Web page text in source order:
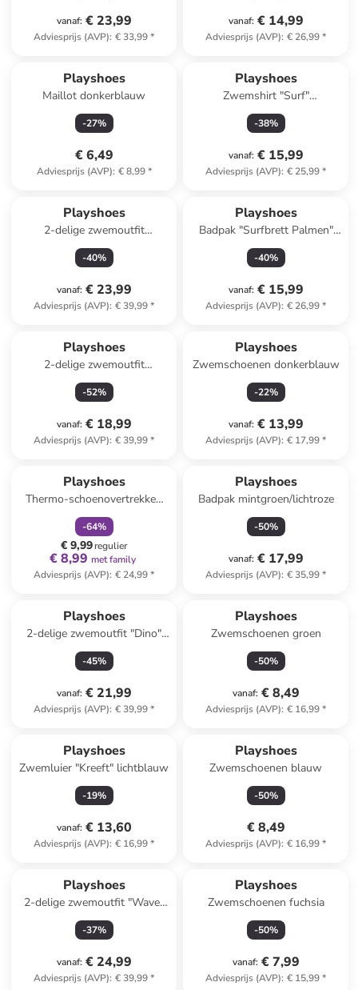
vanaf: € 23,99
Adviesprijs (AVP): € 33,99*
vanaf: € 14,99
Adviesprijs (AVP): € 26,99*
Playshoes
Maillot donkerblauw
-27%
€ 6,49
Adviesprijs (AVP): € 8,99*
Playshoes
Zwemshirt "Surf"
donkerblauw/meerkleurig
-38%
vanaf: € 15,99
Adviesprijs (AVP): € 25,99*
Playshoes
2-delige zwemoutfit
"Surfbrett Palmen" oranje
-40%
vanaf: € 23,99
Adviesprijs (AVP): € 39,99*
Playshoes
Badpak "Surfbrett Palmen"
oranje
-40%
vanaf: € 15,99
Adviesprijs (AVP): € 26,99*
Playshoes
2-delige zwemoutfit
"Surfbrett Palmen" mintgroen
-52%
vanaf: € 18,99
Adviesprijs (AVP): € 39,99*
Playshoes
Zwemschoenen donkerblauw
-22%
vanaf: € 13,99
Adviesprijs (AVP): € 17,99*
Playshoes
Thermo-schoenovertrekken
antraciet
-64%
€ 9,99regulier
€ 8,99 met family
Adviesprijs (AVP): € 24,99*
Playshoes
Badpak mintgroen/lichtroze
-50%
vanaf: € 17,99
Adviesprijs (AVP): € 35,99*
Playshoes
2-delige zwemoutfit "Dino"
blauw
-45%
vanaf: € 21,99
Adviesprijs (AVP): € 39,99*
Playshoes
Zwemschoenen groen
-50%
vanaf: € 8,49
Adviesprijs (AVP): € 16,99*
Playshoes
Zwemluier "Kreeft" lichtblauw
-19%
vanaf: € 13,60
Adviesprijs (AVP): € 16,99*
Playshoes
Zwemschoenen blauw
-50%
€ 8,49
Adviesprijs (AVP): € 16,99*
Playshoes
2-delige zwemoutfit "Wave"
groen
-37%
vanaf: € 24,99
Adviesprijs (AVP): € 39,99*
Playshoes
Zwemschoenen fuchsia
-50%
vanaf: € 7,99
Adviesprijs (AVP): € 15,99*